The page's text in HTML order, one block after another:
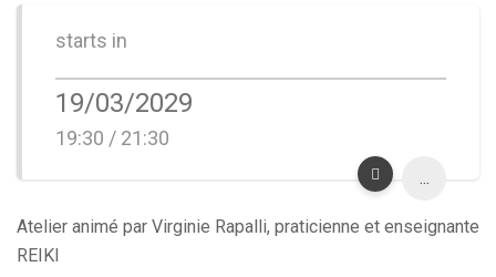
starts in
19/03/2029
19:30 / 21:30
...
Atelier animé par Virginie Rapalli, praticienne et enseignante
REIKI